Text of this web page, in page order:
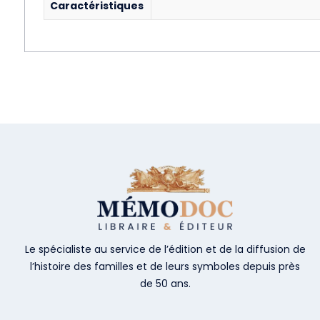
Caractéristiques
Le spécialiste au service de l’édition et de la diffusion de
l’histoire des familles et de leurs symboles depuis près
de 50 ans.